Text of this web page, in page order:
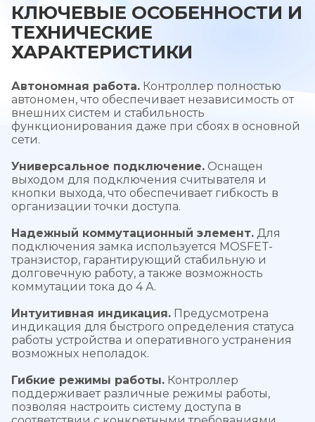
КЛЮЧЕВЫЕ ОСОБЕННОСТИ И
ТЕХНИЧЕСКИЕ
ХАРАКТЕРИСТИКИ
Автономная работа. Контроллер полностью
автономен, что обеспечивает независимость от
внешних систем и стабильность
функционирования даже при сбоях в основной
сети.
Универсальное подключение. Оснащен
выходом для подключения считывателя и
кнопки выхода, что обеспечивает гибкость в
организации точки доступа.
Надежный коммутационный элемент. Для
подключения замка используется MOSFET-
транзистор, гарантирующий стабильную и
долговечную работу, а также возможность
коммутации тока до 4 А.
Интуитивная индикация. Предусмотрена
индикация для быстрого определения статуса
работы устройства и оперативного устранения
возможных неполадок.
Гибкие режимы работы. Контроллер
поддерживает различные режимы работы,
позволяя настроить систему доступа в